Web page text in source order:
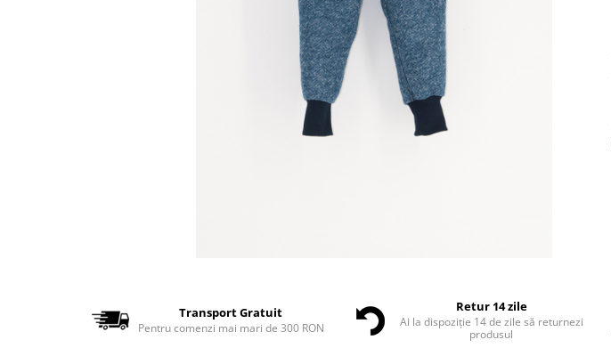
Transport Gratuit
Pentru comenzi mai mari de 300 RON
Retur 14 zile
Ai la dispoziție 14 de zile să returnezi
produsul